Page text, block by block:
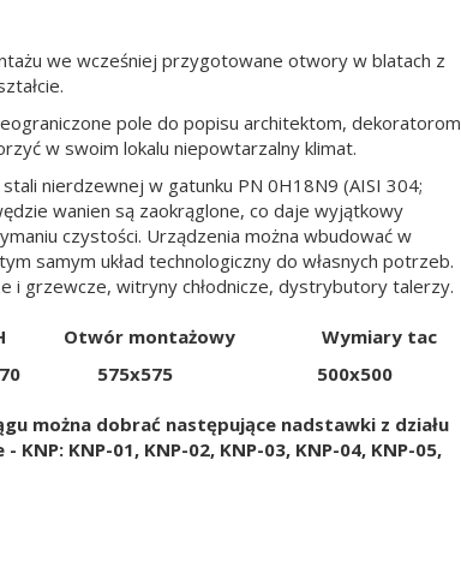
we wcześniej przygotowane otwory w blatach z
pole do popisu architektom, dekoratorom
w swoim lokalu niepowtarzalny klimat.
nierdzewnej w gatunku PN 0H18N9 (AISI 304;
wanien są zaokrąglone, co daje wyjątkowy
czystości. Urządzenia można wbudować w
samym układ technologiczny do własnych potrzeb.
i grzewcze, witryny chłodnicze, dystrybutory talerzy.
montażowy Wymiary tac
670 575x575 500x500
można dobrać następujące nadstawki z działu
KNP-01, KNP-02, KNP-03, KNP-04, KNP-05,